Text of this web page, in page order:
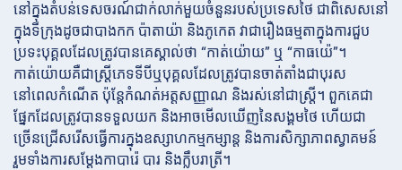
នៅក្នុងតំបន់ទេសចរណ៍ជាក់លាក់មួយចំនួនរបស់ប្រទេសថៃ ជាពិសេសនៅ
ក្នុងទីក្រុងដូចជាបាងកក ប៉ាតាយ៉ា និងភូកេត វាជារឿងធម្មតាក្នុងការជួប
ប្រទះបុគ្គលដែលត្រូវបានគេស្គាល់ថា “កាត់យ៉ោយ” ឬ “កាធយ៉េ”។
កាត់យ៉ោយគឺជាស្ត្រីភេទទីបីឬបុគ្គលដែលត្រូវបានចាត់តាំងជាបុរស
នៅពេលកំណើត ប៉ុន្តែកំណត់អត្តសញ្ញាណ និងរស់នៅជាស្ត្រី។ ពួកគេជា
ផ្នែកដែលត្រូវបានទទួលយក និងអាចមើលឃើញនៃសង្គមថៃ ហើយជា
ច្រើនជ្រើសរើសធ្វើការក្នុងឧស្សាហកម្មកម្សាន្ត និងការសិក្សាភាពស្វាគមន៍
រួមទាំងការសម្តែងកាបារ៉េ បារ និងក្លឹបរាត្រី។